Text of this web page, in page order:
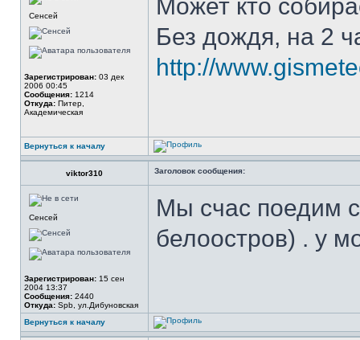
Сенсей
Зарегистрирован: 03 дек
2006 00:45
Сообщения: 1214
Откуда: Питер,
Академическая
Может кто
Без дождя, на 2
http://
Вернуться к началу
viktor310 Заголовок сообщения:
Сенсей
Зарегистрирован: 15 сен
2004 13:37
Сообщения: 2440
Откуда: Spb, ул.Дибуновская
Мы счас поедим
белоостров) . у
Вернуться к началу